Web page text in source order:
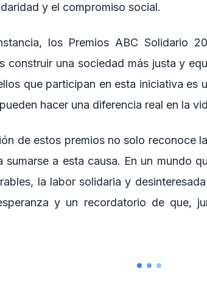
y el compromiso social.
los Premios ABC Solidario
construir una sociedad más justa y
que participan en esta iniciativa es
hacer una diferencia real en la
de estos premios no solo reconoce
sumarse a esta causa. En un mundo
la labor solidaria y
y un recordatorio de que,